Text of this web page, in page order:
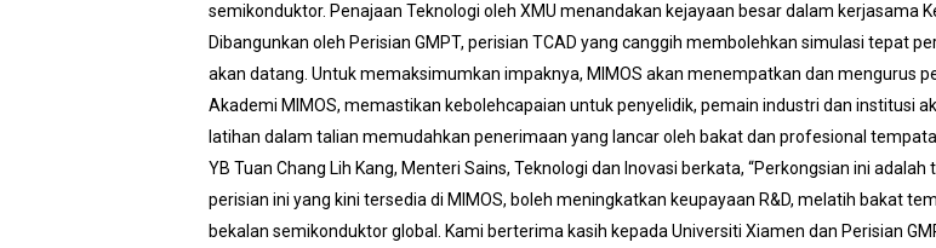
semikonduktor. Penajaan Teknologi oleh XMU menandakan kejayaan besar dalam kerjasama
Dibangunkan oleh Perisian GMPT, perisian TCAD yang canggih membolehkan simulasi tepat
akan datang. Untuk memaksimumkan impaknya, MIMOS akan menempatkan dan mengurus
Akademi MIMOS, memastikan kebolehcapaian untuk penyelidik, pemain industri dan institusi
latihan dalam talian memudahkan penerimaan yang lancar oleh bakat dan profesional
YB Tuan Chang Lih Kang, Menteri Sains, Teknologi dan Inovasi berkata, “Perkongsian ini
perisian ini yang kini tersedia di MIMOS, boleh meningkatkan keupayaan R&D, melatih bakat
bekalan semikonduktor global. Kami berterima kasih kepada Universiti Xiamen dan Perisian